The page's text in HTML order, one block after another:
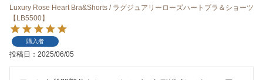
Luxury Rose Heart Bra&Shorts / ラグジュアリーローズハートブラ＆ショーツ
【LB5500】
購入者
投稿日 2025/06/05